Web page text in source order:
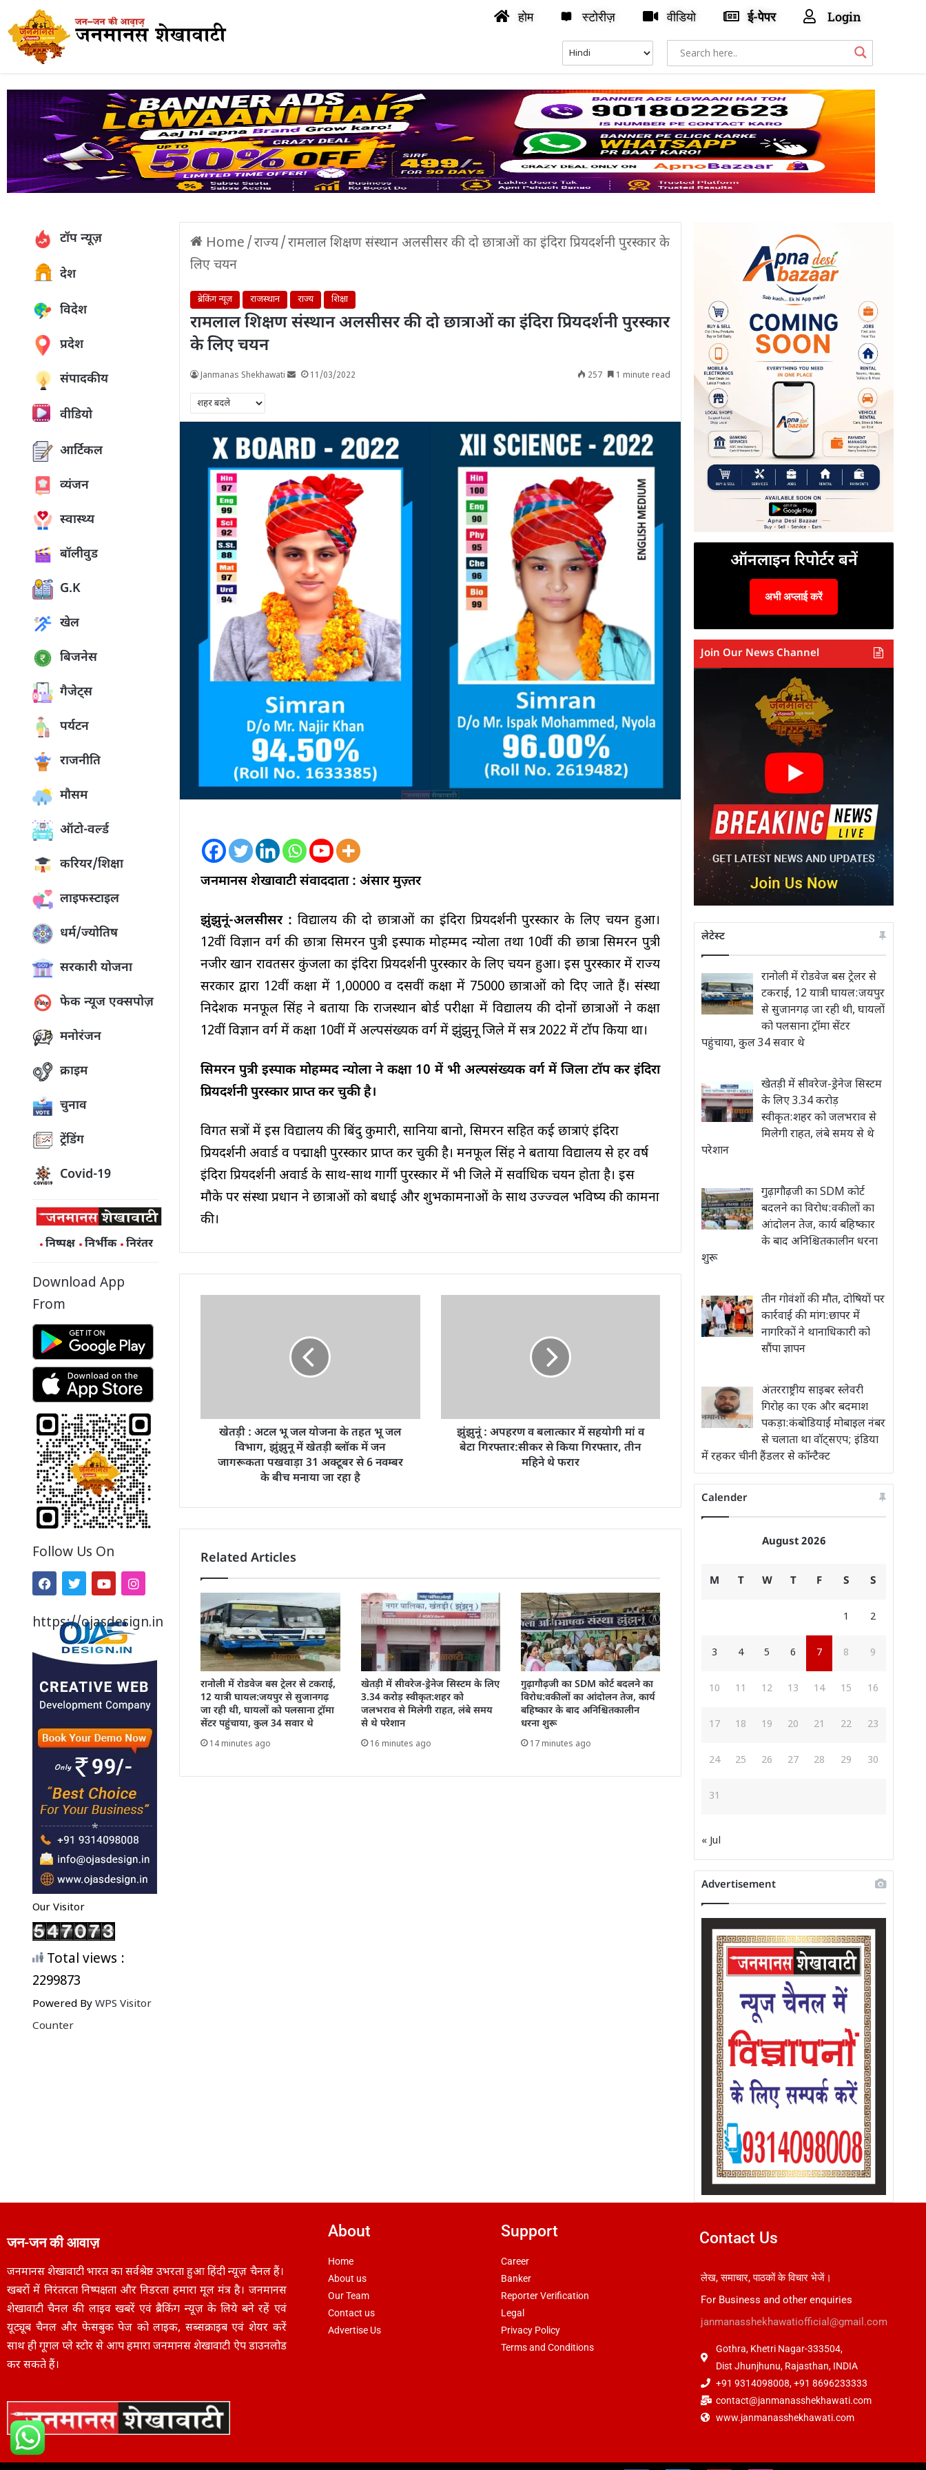
होम स्टोरीज़ वीडियो ई-पेपर Login
टॉप न्यूज़
देश
विदेश
प्रदेश
संपादकीय
वीडियो
आर्टिकल
व्यंजन
स्वास्थ्य
बॉलीवुड
G.K
खेल
बिजनेस
गैजेट्स
पर्यटन
राजनीति
मौसम
ऑटो-वर्ल्ड
करियर/शिक्षा
लाइफस्टाइल
धर्म/ज्योतिष
सरकारी योजना
फेक न्यूज एक्सपोज़
मनोरंजन
क्राइम
चुनाव
ट्रेंडिंग
Covid-19
निष्पक्ष निर्भीक निरंतर
Download App
From
Follow Us On
https://ojasdesign.in
Our Visitor
Total views :
2299873
Powered By WPS Visitor
Counter
Home /राज्य/रामलाल शिक्षण संस्थान अलसीसर की दो छात्राओं का इंदिरा प्रियदर्शनी पुरस्कार के
लिए चयन
ब्रेकिंग न्यूज़ राजस्थान राज्य शिक्षा
रामलाल शिक्षण संस्थान अलसीसर की दो छात्राओं का इंदिरा प्रियदर्शनी पुरस्कार
के लिए चयन
Janmanas Shekhawati 11/03/2022 257 1 minute read
जनमानस शेखावाटी संवाददाता : अंसार मुज़्तर
झुंझुनूं-अलसीसर : विद्यालय की दो छात्राओं का इंदिरा प्रियदर्शनी पुरस्कार के लिए चयन हुआ।
12वीं विज्ञान वर्ग की छात्रा सिमरन पुत्री इस्पाक मोहम्मद न्योला तथा 10वीं की छात्रा सिमरन पुत्री
नजीर खान रावतसर कुंजला का इंदिरा प्रियदर्शनी पुरस्कार के लिए चयन हुआ। इस पुरस्कार में राज्य
सरकार द्वारा 12वीं कक्षा में ₹1,00000 व दसवीं कक्षा में ₹75000 छात्राओं को दिए जाते हैं। संस्था
निदेशक मनफूल सिंह ने बताया कि राजस्थान बोर्ड परीक्षा में विद्यालय की दोनों छात्राओं ने कक्षा
12वीं विज्ञान वर्ग में कक्षा 10वीं में अल्पसंख्यक वर्ग में झुंझुनू जिले में सत्र 2022 में टॉप किया था।
सिमरन पुत्री इस्पाक मोहम्मद न्योला ने कक्षा 10 में भी अल्पसंख्यक वर्ग में जिला टॉप कर इंदिरा
प्रियदर्शनी पुरस्कार प्राप्त कर चुकी है।
विगत सत्रों में इस विद्यालय की बिंदु कुमारी, सानिया बानो, सिमरन सहित कई छात्राएं इंदिरा
प्रियदर्शनी अवार्ड व पद्माक्षी पुरस्कार प्राप्त कर चुकी है। मनफूल सिंह ने बताया विद्यालय से हर वर्ष
इंदिरा प्रियदर्शनी अवार्ड के साथ-साथ गार्गी पुरस्कार में भी जिले में सर्वाधिक चयन होता है। इस
मौके पर संस्था प्रधान ने छात्राओं को बधाई और शुभकामनाओं के साथ उज्ज्वल भविष्य की कामना
की।
खेतड़ी : अटल भू जल योजना के तहत भू जल
विभाग, झुंझुनू में खेतड़ी ब्लॉक में जन
जागरूकता पखवाड़ा 31 अक्टूबर से 6 नवम्बर
के बीच मनाया जा रहा है
झुंझुनूं : अपहरण व बलात्कार में सहयोगी मां व
बेटा गिरफ्तार:सीकर से किया गिरफ्तार, तीन
महिने थे फरार
Related Articles
रानोली में रोडवेज बस ट्रेलर से टकराई,
12 यात्री घायल:जयपुर से सुजानगढ़
जा रही थी, घायलों को पलसाना ट्रॉमा
सेंटर पहुंचाया, कुल 34 सवार थे
14 minutes ago
खेतड़ी में सीवरेज-ड्रेनेज सिस्टम के लिए
3.34 करोड़ स्वीकृत:शहर को
जलभराव से मिलेगी राहत, लंबे समय
से थे परेशान
16 minutes ago
गुढ़ागौढ़जी का SDM कोर्ट बदलने का
विरोध:वकीलों का आंदोलन तेज, कार्य
बहिष्कार के बाद अनिश्चितकालीन
धरना शुरू
17 minutes ago
ऑनलाइन रिपोर्टर बनें
अभी अप्लाई करें
Join Our News Channel
लेटेस्ट
रानोली में रोडवेज बस ट्रेलर से
टकराई, 12 यात्री घायल:जयपुर
से सुजानगढ़ जा रही थी, घायलों
को पलसाना ट्रॉमा सेंटर
पहुंचाया, कुल 34 सवार थे
खेतड़ी में सीवरेज-ड्रेनेज सिस्टम
के लिए 3.34 करोड़
स्वीकृत:शहर को जलभराव से
मिलेगी राहत, लंबे समय से थे
परेशान
गुढ़ागौढ़जी का SDM कोर्ट
बदलने का विरोध:वकीलों का
आंदोलन तेज, कार्य बहिष्कार
के बाद अनिश्चितकालीन धरना
शुरू
तीन गोवंशों की मौत, दोषियों पर
कार्रवाई की मांग:छापर में
नागरिकों ने थानाधिकारी को
सौंपा ज्ञापन
अंतरराष्ट्रीय साइबर स्लेवरी
गिरोह का एक और बदमाश
पकड़ा:कंबोडियाई मोबाइल नंबर
से चलाता था वॉट्सएप; इंडिया
में रहकर चीनी हैंडलर से कॉन्टैक्ट
Calender
August 2026
M T W T F S S
1 2
3 4 5 6 7 8 9
10 11 12 13 14 15 16
17 18 19 20 21 22 23
24 25 26 27 28 29 30
31
« Jul
Advertisement
जन-जन की आवाज़
जनमानस शेखावाटी भारत का सर्वश्रेष्ठ उभरता हुआ हिंदी न्यूज़ चैनल हैं।
खबरों में निरंतरता निष्पक्षता और निडरता हमारा मूल मंत्र है। जनमानस
शेखावाटी चैनल की लाइव खबरें एवं ब्रैकिंग न्यूज़ के लिये बने रहें एवं
यूट्यूब चैनल और फेसबुक पेज को लाइक, सब्सक्राइब एवं शेयर करें
साथ ही गूगल प्ले स्टोर से आप हमारा जनमानस शेखावाटी ऐप डाउनलोड
कर सकते हैं।
About
Home
About us
Our Team
Contact us
Advertise Us
Support
Career
Banker
Reporter Verification
Legal
Privacy Policy
Terms and Conditions
Contact Us
लेख, समाचार, पाठकों के विचार भेजें।
For Business and other enquiries
janmanasshekhawatiofficial@gmail.com
Gothra, Khetri Nagar-333504,
Dist Jhunjhunu, Rajasthan, INDIA
+91 9314098008, +91 8696233333
contact@janmanasshekhawati.com
www.janmanasshekhawati.com